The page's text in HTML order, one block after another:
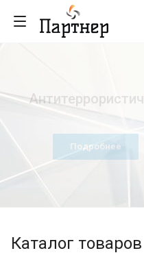
Подробнее
Каталог товаров